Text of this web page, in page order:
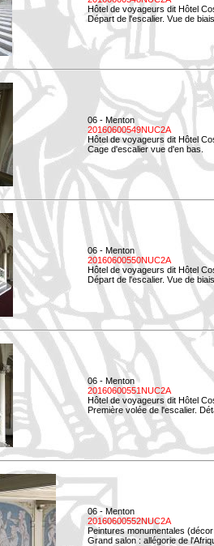
Hôtel de voyageurs dit Hôtel
Départ de l'escalier. Vue de
06 - Menton
20160600549NUC2A
Hôtel de voyageurs dit Hôtel
Cage d'escalier vue d'en bas.
06 - Menton
20160600550NUC2A
Hôtel de voyageurs dit Hôtel
Départ de l'escalier. Vue de
06 - Menton
20160600551NUC2A
Hôtel de voyageurs dit Hôtel
Première volée de l'escalier.
06 - Menton
20160600552NUC2A
Peintures monumentales
Grand salon : allégorie de